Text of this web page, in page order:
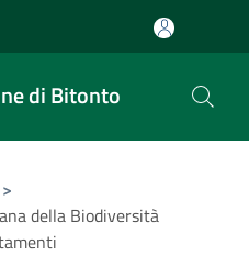
di Bitonto
>
della Biodiversità